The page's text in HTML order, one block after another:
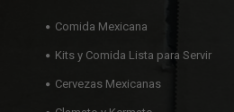
Comida Mexicana
Kits y Comida Lista para Servir
Cervezas Mexicanas